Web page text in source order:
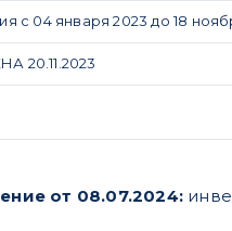
с 04 января 2023 до 18
20.11.2023
от 08.07.2024: